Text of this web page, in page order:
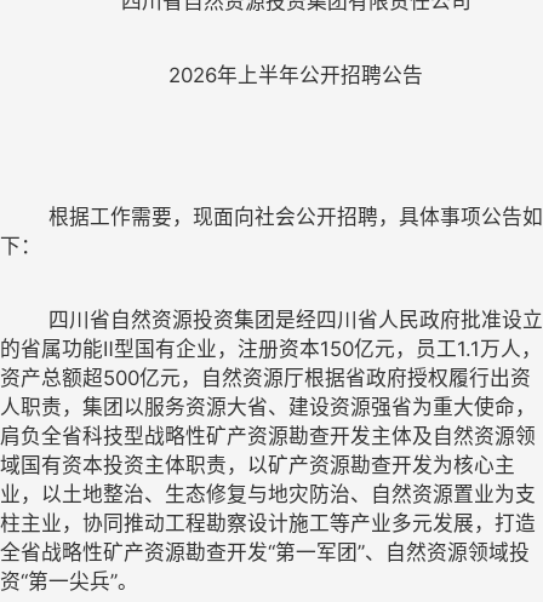
2026
四川省自然资源投资集团是经四川省人民政府批准设立
的省属功能Ⅱ型国有企业 ， 注册资本150亿元，员工1.1万人，
资产总额超500亿元，自然资源厅根据省政府授权履行出资
人职责， 集团以服务资源大省、建设资源强省为重大使命，
肩负全省科技型战略性矿产资源勘查开发主体及自然资源领
域国有资本投资主体职责，以矿产资源勘查开发为核心主
业，以土地整治、生态修复与地灾防治、自然资源置业为支
柱主业，协同推动工程勘察设计施工等产业多元发展 ，打造
全省战略性矿产资源勘查开发“第一军团”、自然资源领域投
资“第一尖兵”